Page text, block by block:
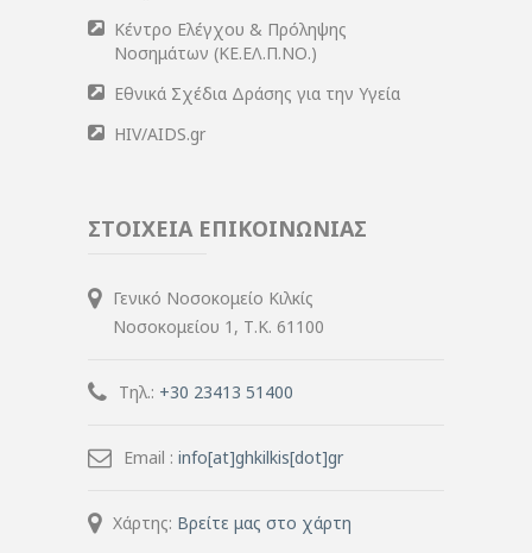
Κέντρο Ελέγχου & Πρόληψης
Νοσημάτων (ΚΕ.ΕΛ.Π.ΝΟ.)
Εθνικά Σχέδια Δράσης για την Υγεία
HIV/AIDS.gr
ΣΤΟΙΧΕΙΑ ΕΠΙΚΟΙΝΩΝΙΑΣ
Γενικό Νοσοκομείο Κιλκίς
Νοσοκομείου 1, Τ.Κ. 61100
Τηλ.: +30 23413 51400
Email : info[at]ghkilkis[dot]gr
Χάρτης: Βρείτε μας στο χάρτη